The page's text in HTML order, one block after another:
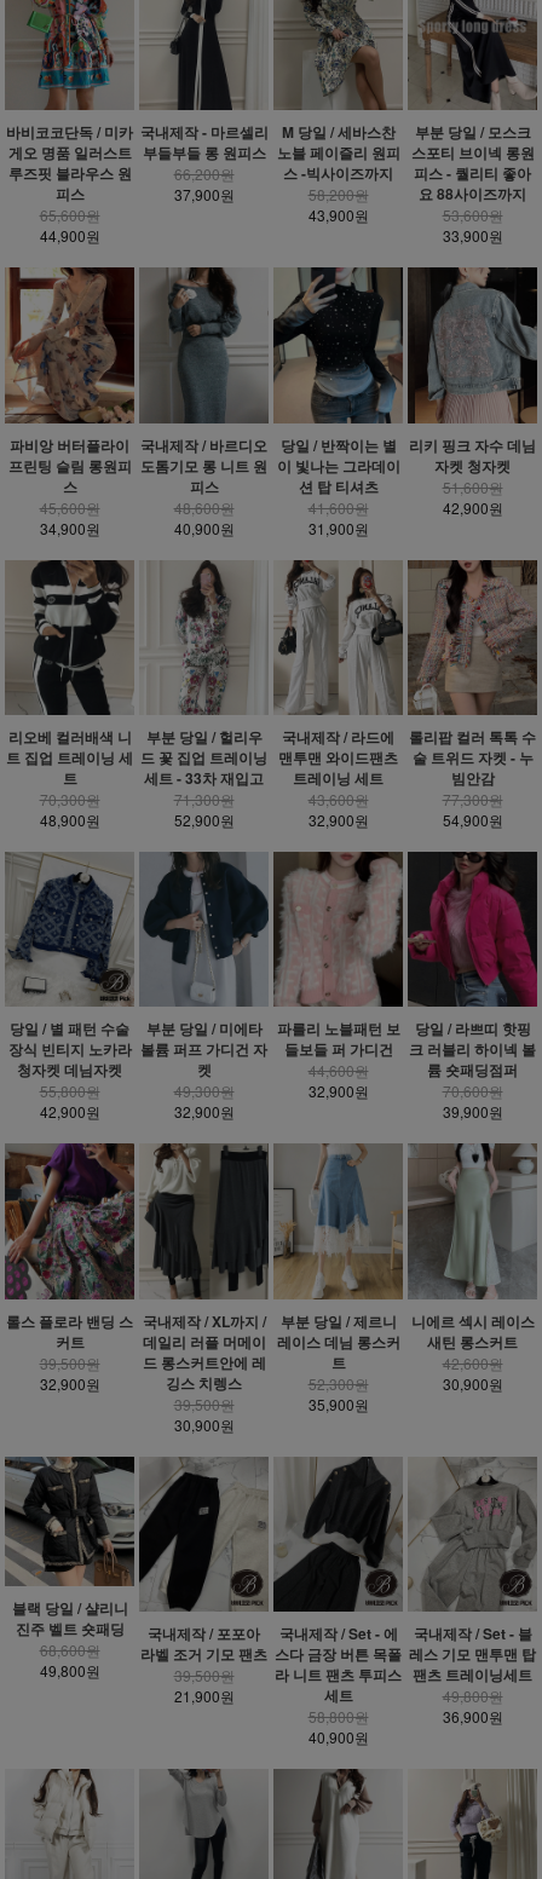
바비코코단독 / 미카
게오 명품 일러스트
루즈핏 블라우스 원
피스
65,600원
44,900원
국내제작 - 마르셀리
부들부들 롱 원피스
66,200원
37,900원
M 당일 / 세바스찬
노블 페이즐리 원피
스 -빅사이즈까지
58,200원
43,900원
부분 당일 / 모스크
스포티 브이넥 롱원
피스 - 퀄리티 좋아
요 88사이즈까지
53,600원
33,900원
파비앙 버터플라이
프린팅 슬림 롱원피
스
45,600원
34,900원
국내제작 / 바르디오
도톰기모 롱 니트 원
피스
48,600원
40,900원
당일 / 반짝이는 별
이 빛나는 그라데이
션 탑 티셔츠
41,600원
31,900원
리키 핑크 자수 데님
자켓 청자켓
51,600원
42,900원
리오베 컬러배색 니
트 집업 트레이닝 세
트
70,300원
48,900원
부분 당일 / 헐리우
드 꽃 집업 트레이닝
세트 - 33차 재입고
71,300원
52,900원
국내제작 / 라드에
맨투맨 와이드팬츠
트레이닝 세트
43,600원
32,900원
롤리팝 컬러 톡톡 수
술 트위드 자켓 - 누
빔안감
77,300원
54,900원
당일 / 별 패턴 수술
장식 빈티지 노카라
청자켓 데님자켓
55,800원
42,900원
부분 당일 / 미에타
볼륨 퍼프 가디건 자
켓
49,300원
32,900원
파를리 노블패턴 보
들보들 퍼 가디건
44,600원
32,900원
당일 / 라쁘띠 핫핑
크 러블리 하이넥 볼
륨 숏패딩점퍼
70,600원
39,900원
롤스 플로라 밴딩 스
커트
39,500원
32,900원
국내제작 / XL까지 /
데일리 러플 머메이
드 롱스커트안에 레
깅스 치렝스
39,500원
30,900원
부분 당일 / 제르니
레이스 데님 롱스커
트
52,300원
35,900원
니에르 섹시 레이스
새틴 롱스커트
42,600원
30,900원
블랙 당일 / 샬리니
진주 벨트 숏패딩
68,600원
49,800원
국내제작 / 포포아
라벨 조거 기모 팬츠
39,500원
21,900원
국내제작 / Set - 에
스다 금장 버튼 목폴
라 니트 팬츠 투피스
세트
58,800원
40,900원
국내제작 / Set - 블
레스 기모 맨투맨 탑
팬츠 트레이닝세트
49,800원
36,900원